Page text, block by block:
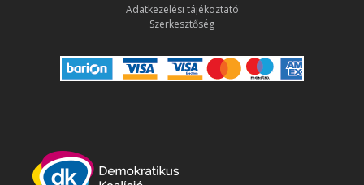
Adatkezelési tájékoztató
Szerkesztőség